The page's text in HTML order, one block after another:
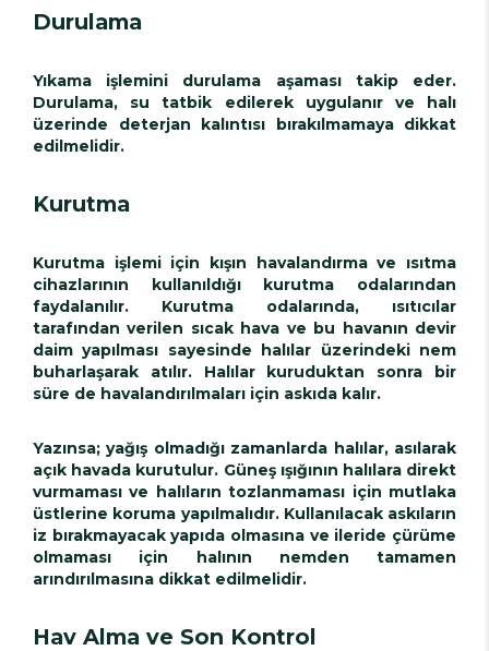
Durulama
Yıkama işlemini durulama aşaması takip eder.
Durulama, su tatbik edilerek uygulanır ve halı
üzerinde deterjan kalıntısı bırakılmamaya dikkat
edilmelidir.
Kurutma
Kurutma işlemi için kışın havalandırma ve ısıtma
cihazlarının kullanıldığı kurutma odalarından
faydalanılır. Kurutma odalarında, ısıtıcılar
tarafından verilen sıcak hava ve bu havanın devir
daim yapılması sayesinde halılar üzerindeki nem
buharlaşarak atılır. Halılar kuruduktan sonra bir
süre de havalandırılmaları için askıda kalır.
Yazınsa; yağış olmadığı zamanlarda halılar, asılarak
açık havada kurutulur. Güneş ışığının halılara direkt
vurmaması ve halıların tozlanmaması için mutlaka
üstlerine koruma yapılmalıdır. Kullanılacak askıların
iz bırakmayacak yapıda olmasına ve ileride çürüme
olmaması için halının nemden tamamen
arındırılmasına dikkat edilmelidir.
Hav Alma ve Son Kontrol